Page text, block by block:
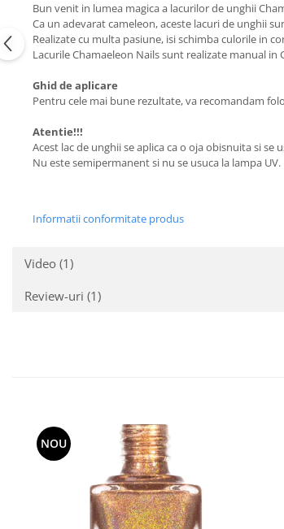
Bun venit in lumea magica a lacurilor de unghii
Ca un adevarat cameleon, aceste lacuri de unghii
Realizate cu multa pasiune, isi schimba culorile in
Lacurile Chamaeleon Nails sunt realizate manual in
Ghid de aplicare
Pentru cele mai bune rezultate, va recomandam
Atentie!!!
Acest lac de unghii se aplica ca o oja obisnuita si se
Nu este semipermanent si nu se usuca la lampa UV.
Informatii conformitate produs
Video (1)
Review-uri (1)
NOU